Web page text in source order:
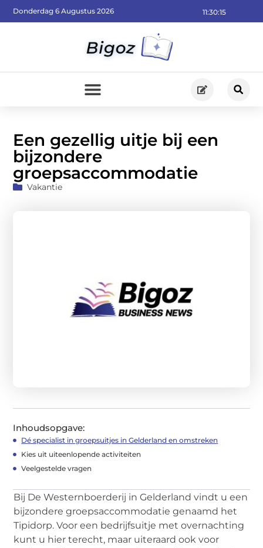
11:30:17
Donderdag 6 Augustus 2026
Een gezellig uitje bij een
bijzondere
groepsaccommodatie
Vakantie
Inhoudsopgave:
Dé specialist in groepsuitjes in Gelderland en omstreken
Kies uit uiteenlopende activiteiten
Veelgestelde vragen
Bij De Westernboerderij in Gelderland vindt u een
bijzondere groepsaccommodatie genaamd het
Tipidorp. Voor een bedrijfsuitje met overnachting
kunt u hier terecht, maar uiteraard ook voor